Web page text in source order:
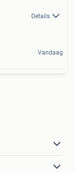
Details
Vandaag